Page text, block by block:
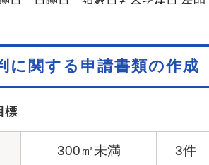
日、日曜日、祝祭日を全て休日 年間
初め
納め
診断
面接
み 2024年8月18日まで
2024年5月6日まで
に関する申請書類の作成
標
300㎡未満 3件